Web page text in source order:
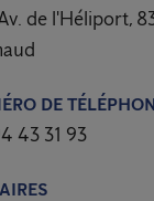
de l'Héliport,
DE
43 31 93